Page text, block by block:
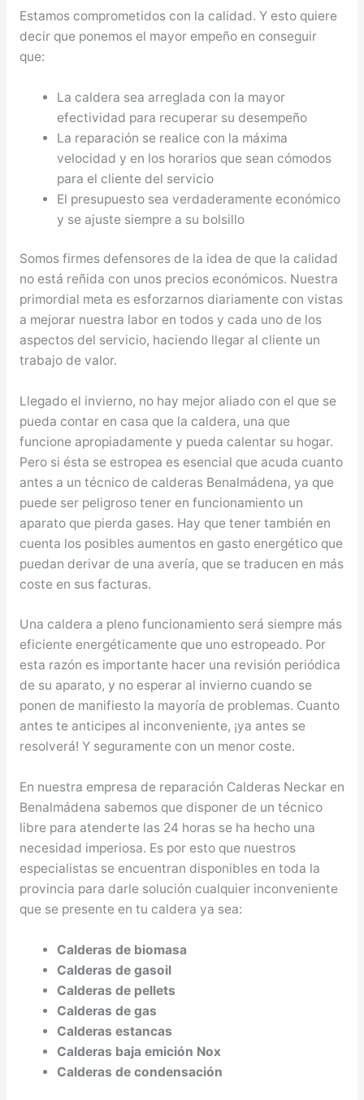
Estamos comprometidos con la calidad. Y esto quiere
decir que ponemos el mayor empeño en conseguir
que:
La caldera sea arreglada con la mayor
efectividad para recuperar su desempeño
La reparación se realice con la máxima
velocidad y en los horarios que sean cómodos
para el cliente del servicio
El presupuesto sea verdaderamente económico
y se ajuste siempre a su bolsillo
Somos firmes defensores de la idea de que la calidad
no está reñida con unos precios económicos. Nuestra
primordial meta es esforzarnos diariamente con vistas
a mejorar nuestra labor en todos y cada uno de los
aspectos del servicio, haciendo llegar al cliente un
trabajo de valor.
Llegado el invierno, no hay mejor aliado con el que se
pueda contar en casa que la caldera, una que
funcione apropiadamente y pueda calentar su hogar.
Pero si ésta se estropea es esencial que acuda cuanto
antes a un técnico de calderas Benalmádena, ya que
puede ser peligroso tener en funcionamiento un
aparato que pierda gases. Hay que tener también en
cuenta los posibles aumentos en gasto energético que
puedan derivar de una avería, que se traducen en más
coste en sus facturas.
Una caldera a pleno funcionamiento será siempre más
eficiente energéticamente que uno estropeado. Por
esta razón es importante hacer una revisión periódica
de su aparato, y no esperar al invierno cuando se
ponen de manifiesto la mayoría de problemas. Cuanto
antes te anticipes al inconveniente, ¡ya antes se
resolverá! Y seguramente con un menor coste.
En nuestra empresa de reparación Calderas Neckar en
Benalmádena sabemos que disponer de un técnico
libre para atenderte las 24 horas se ha hecho una
necesidad imperiosa. Es por esto que nuestros
especialistas se encuentran disponibles en toda la
provincia para darle solución cualquier inconveniente
que se presente en tu caldera ya sea:
Calderas de biomasa
Calderas de gasoil
Calderas de pellets
Calderas de gas
Calderas estancas
Calderas baja emición Nox
Calderas de condensación